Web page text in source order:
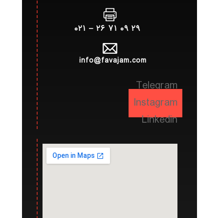
۲۹ ۰۹ ۷۱ ۲۶ – ۰۲۱
info@favajam.com
Telegram
Instagram
Linkedin